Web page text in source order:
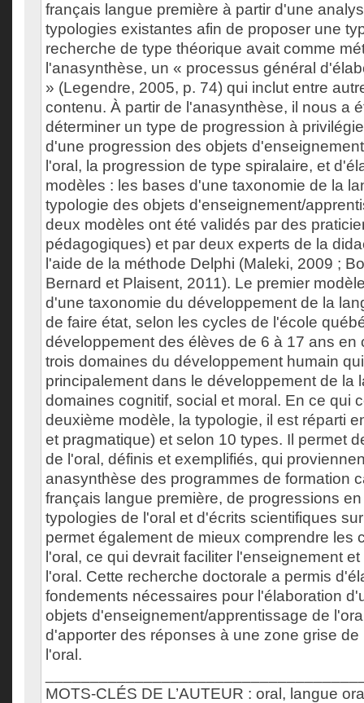
français langue première à partir d'une
typologies existantes afin de proposer une
recherche de type théorique avait comme
l'anasynthèse, un « processus général
» (Legendre, 2005, p. 74) qui inclut entre
contenu. À partir de l'anasynthèse, il nous a
déterminer un type de progression à
d'une progression des objets
l'oral, la progression de type spiralaire, et
modèles : les bases d'une taxonomie de la
typologie des objets d'enseignement/
deux modèles ont été validés par des
pédagogiques) et par deux experts de la
l'aide de la méthode Delphi (Maleki, 2009 ;
Bernard et Plaisent, 2011). Le premier
d'une taxonomie du développement de la
de faire état, selon les cycles de l'école
développement des élèves de 6 à 17 ans en
trois domaines du développement humain
principalement dans le développement de la
domaines cognitif, social et moral. En ce qui
deuxième modèle, la typologie, il est réparti
et pragmatique) et selon 10 types. Il permet
de l'oral, définis et exemplifiés, qui
anasynthèse des programmes de formation
français langue première, de progressions
typologies de l'oral et d'écrits scientifiques
permet également de mieux comprendre les
l'oral, ce qui devrait faciliter l'enseignement
l'oral. Cette recherche doctorale a permis
fondements nécessaires pour l'élaboration
objets d'enseignement/apprentissage de
d'apporter des réponses à une zone grise
l'oral.
MOTS-CLÉS DE L’AUTEUR : oral, langue